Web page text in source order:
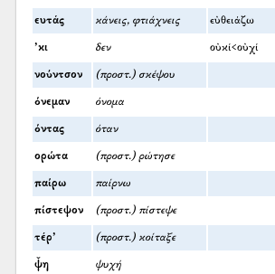
ευτάς κάνεις, φτιάχνεις εὐθειάζω
’κι δεν οὐκί<οὐχί
νούντσον (προστ.) σκέψου
όνεμαν όνομα
όντας όταν
ορώτα (προστ.) ρώτησε
παίρω παίρνω
πίστεψον (προστ.) πίστεψε
τέρ’ (προστ.) κοίταξε
ψ̌η ψυχή